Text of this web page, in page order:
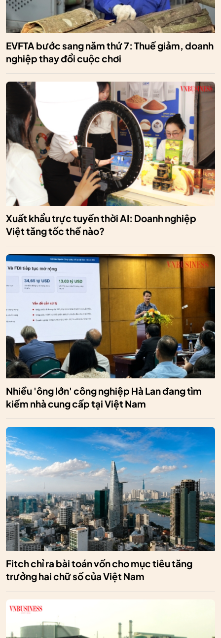
EVFTA bước sang năm thứ 7: Thuế giảm, doanh
nghiệp thay đổi cuộc chơi
Xuất khẩu trực tuyến thời AI: Doanh nghiệp
Việt tăng tốc thế nào?
Nhiều 'ông lớn' công nghiệp Hà Lan đang tìm
kiếm nhà cung cấp tại Việt Nam
Fitch chỉ ra bài toán vốn cho mục tiêu tăng
trưởng hai chữ số của Việt Nam